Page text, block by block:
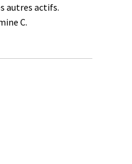
autres actifs.
C.